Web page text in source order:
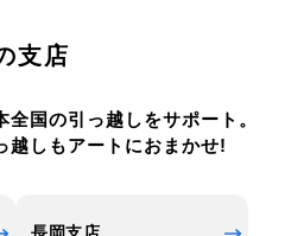
支店
国の引っ越しをサポート。
越しもアートにおまかせ!